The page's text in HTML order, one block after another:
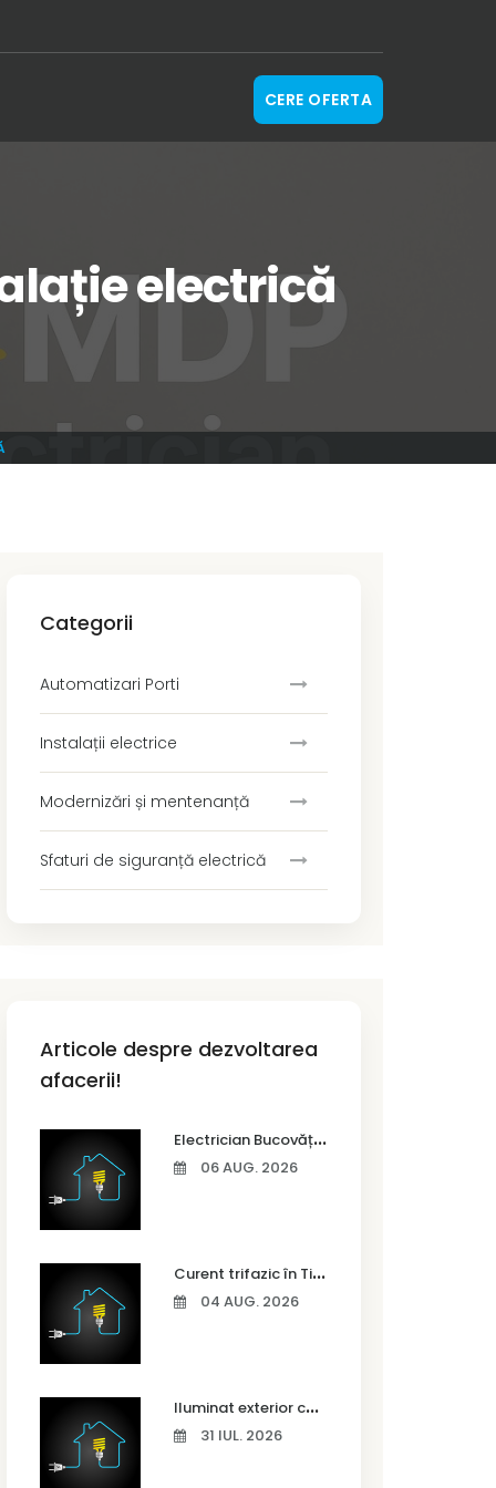
CERE OFERTA
electrică
Categorii
Automatizari Porti
Instalații electrice
Modernizări și mentenanță
Sfaturi de siguranță electrică
Articole despre dezvoltarea
afacerii!
E
lectrician Bucovăț – instalații electrice complete pentru case noi
06 AUG. 2026
C
urent trifazic în Timișoara – când ai nevoie și cum îl alegi
04 AUG. 2026
I
luminat exterior casă Timișoara – idei pentru siguranță și confort
31 IUL. 2026